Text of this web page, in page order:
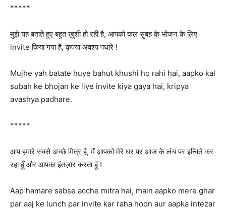
*****
मुझे यह बताते हुए बहुत ख़ुशी हो रही है, आपको कल सुबह के भोजन के लिए
invite किया गया है, कृपया अवश्य पधारे !
Mujhe yah batate huye bahut khushi ho rahi hai, aapko kal
subah ke bhojan ke liye invite kiya gaya hai, kripya
avashya padhare.
*****
आप हमारे सबसे अच्छे मित्र है, मैं आपको मेरे घर पर आज के लंच पर इन्विते कर
रहा हूँ और आपका इंतज़ार करता हूँ !
Aap hamare sabse acche mitra hai, main aapko mere ghar
par aaj ke lunch par invite kar raha hoon aur aapka intezar